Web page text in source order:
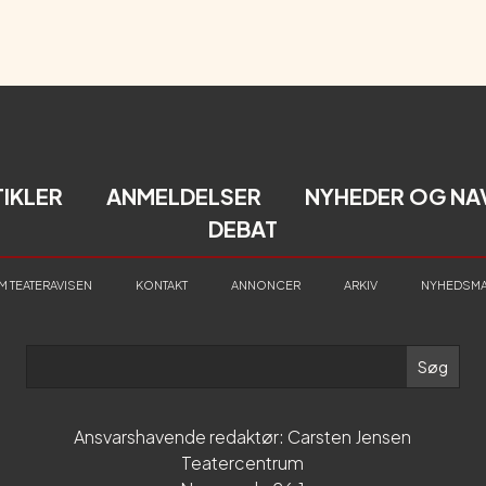
ANMELDELSER
NYHEDER OG
DEBAT
TEATERAVISEN KONTAKT ANNONCER ARKIV
Ansvarshavende redaktør: Carsten Jensen
Teatercentrum